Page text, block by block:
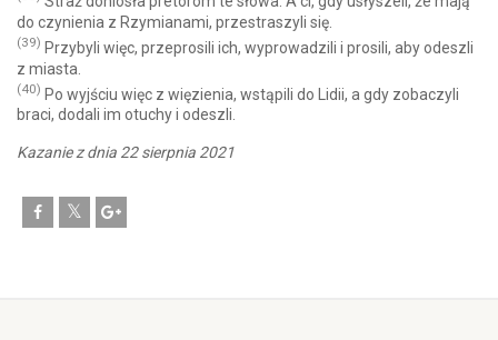
do czynienia z Rzymianami, przestraszyli się.
(39) Przybyli więc, przeprosili ich, wyprowadzili i prosili, aby odeszli
z miasta.
(40) Po wyjściu więc z więzienia, wstąpili do Lidii, a gdy zobaczyli
braci, dodali im otuchy i odeszli.
Kazanie z dnia 22 sierpnia 2021